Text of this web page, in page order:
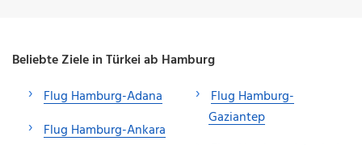
Beliebte Ziele in Türkei ab Hamburg
Flug Hamburg-Adana
Flug Hamburg-Ankara
Flug Hamburg-
Gaziantep